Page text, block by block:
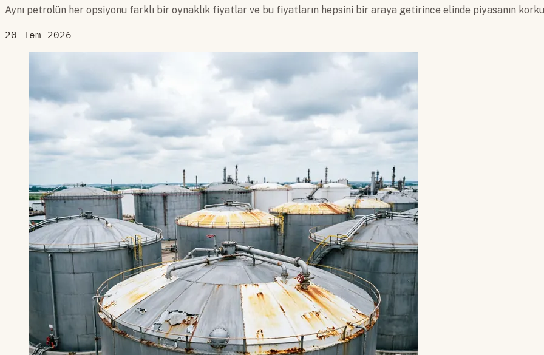
Aynı petrolün her opsiyonu farklı bir oynaklık fiyatlar ve bu fiyatların hepsini bir araya getirince elinde piyasanın
20 Tem 2026